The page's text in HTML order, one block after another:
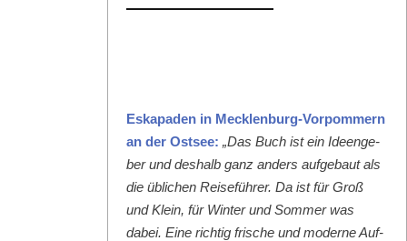
Eska­paden in Meck­len­burg-Vor­pom­mern
an der Ost­see: „Das Buch ist ein Ideenge­
ber und deshalb ganz anders aufge­baut als
die üblichen Reise­führer. Da ist für Groß
und Klein, für Win­ter und Som­mer was
dabei. Eine richtig frische und mod­erne Auf­